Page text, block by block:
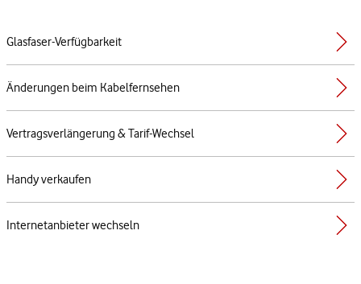
Glasfaser-Verfügbarkeit
Änderungen beim Kabelfernsehen
Vertragsverlängerung & Tarif-Wechsel
Handy verkaufen
Internetanbieter wechseln